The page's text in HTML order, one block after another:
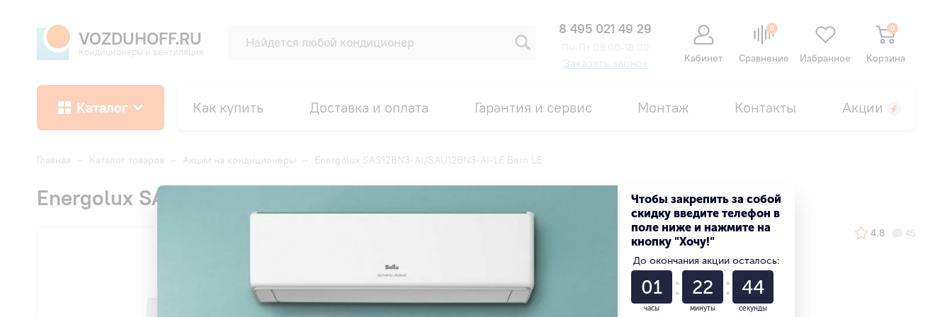
VOZDUHOFF.RU
Кондиционеры и вентиляция
8 495 021 49 29
Заказать звонок Кабинет
0
Сравнение Избранное
0
Корзина
Каталог Как купить Доставка и оплата Гарантия и сервис Монтаж Контакты Акции
Главная — Каталог товаров — Акции на кондиционеры — Energolux SAS12BN3-AI/SAU12BN3-AI-LE Bern LE
Energolux SAS12BN3-AI/SAU12BN3-AI-LE Bern LE
4.8 45
В наличии на складе
Чтобы закрепить за собой
скидку введите телефон в
поле ниже и нажмите на
кнопку "Хочу!"
До окончания акции осталось:
01
часы
22
минуты
43
секунды